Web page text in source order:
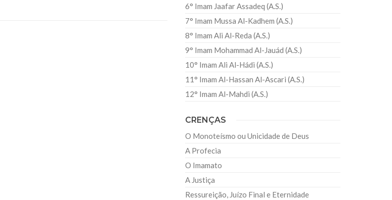
6° Imam Jaafar Assadeq (A.S.)
7° Imam Mussa Al-Kadhem (A.S.)
8° Imam Ali Al-Reda (A.S.)
9° Imam Mohammad Al-Jauád (A.S.)
10° Imam Ali Al-Hádi (A.S.)
11° Imam Al-Hassan Al-Ascari (A.S.)
12° Imam Al-Mahdi (A.S.)
CRENÇAS
O Monoteísmo ou Unicidade de Deus
A Profecia
O Imamato
A Justiça
Ressureição, Juízo Final e Eternidade